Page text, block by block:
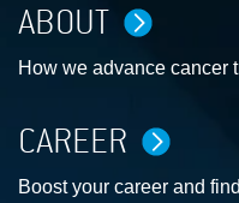
ABOUT
How we advance cancer
CAREER
Boost your career and